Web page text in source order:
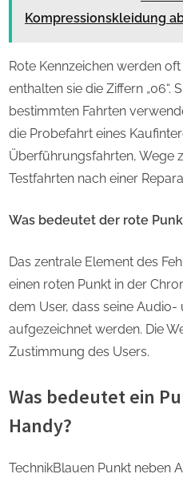
Kompressionskleidung
Rote Kennzeichen werden
enthalten sie die Ziffern „06“.
bestimmten Fahrten
die Probefahrt eines
Überführungsfahrten, Wege
Testfahrten nach einer
Was bedeutet der rote
Das zentrale Element des
einen roten Punkt in der
dem User, dass seine Audio-
aufgezeichnet werden. Die
Zustimmung des Users.
Was bedeutet ein
Handy?
TechnikBlauen Punkt neben